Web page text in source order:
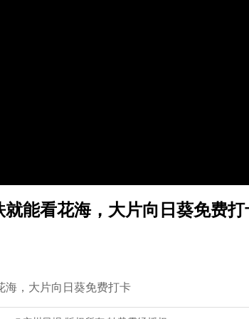
能看花海，大片向日葵免费打
海，大片向日葵免费打卡